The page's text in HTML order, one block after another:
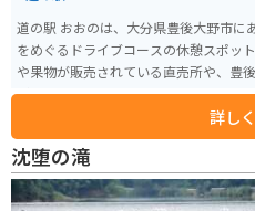
道の駅 おおのは、大分県豊後大野市に
をめぐるドライブコースの休憩スポットとして最適
や果物が販売されている直売所や、豊
があります。 また、レストランでは、地元の食材を使った料理を楽しむこと
ができます。おおの黒豚や原木しいた
できます。 バイクで訪れる場合、道の駅には広い駐車場が完備されているの
で安心です。ツーリングの休憩地点と
の駅の周辺には、雄大な自然が広がっ
地へのアクセスも良好です。 【おすすめポイント】 * 地元の新鮮な野菜や果
詳し
沈堕の滝